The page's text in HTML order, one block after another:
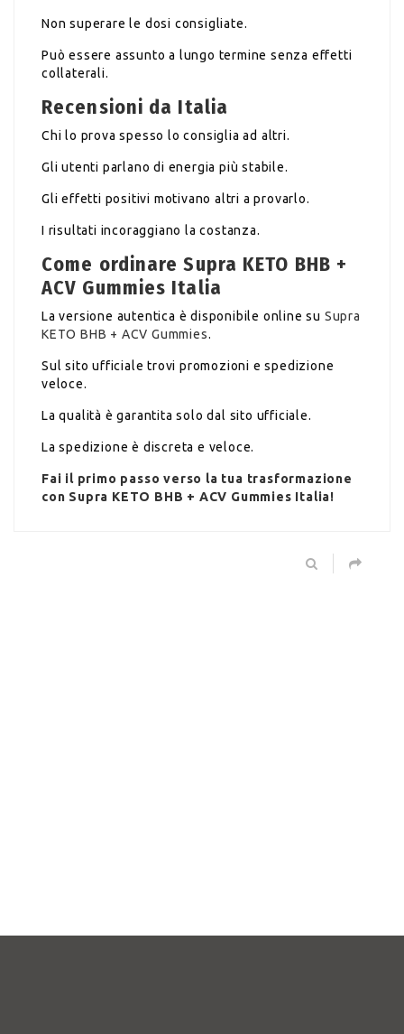
Non superare le dosi consigliate.
Può essere assunto a lungo termine senza effetti
collaterali.
Recensioni da Italia
Chi lo prova spesso lo consiglia ad altri.
Gli utenti parlano di energia più stabile.
Gli effetti positivi motivano altri a provarlo.
I risultati incoraggiano la costanza.
Come ordinare Supra KETO BHB +
ACV Gummies Italia
La versione autentica è disponibile online su Supra
KETO BHB + ACV Gummies.
Sul sito ufficiale trovi promozioni e spedizione
veloce.
La qualità è garantita solo dal sito ufficiale.
La spedizione è discreta e veloce.
Fai il primo passo verso la tua trasformazione
con Supra KETO BHB + ACV Gummies Italia!